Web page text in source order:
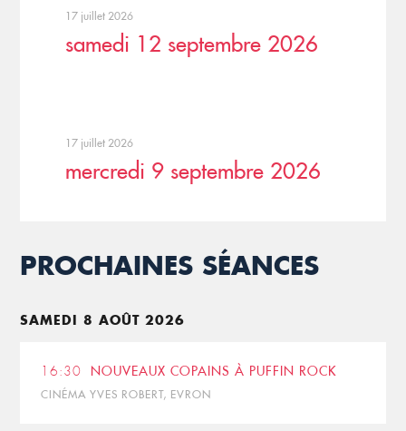
17 juillet 2026
samedi 12 septembre 2026
17 juillet 2026
mercredi 9 septembre 2026
PROCHAINES SÉANCES
SAMEDI 8 AOÛT 2026
16:30 NOUVEAUX COPAINS À PUFFIN ROCK
CINÉMA YVES ROBERT, EVRON